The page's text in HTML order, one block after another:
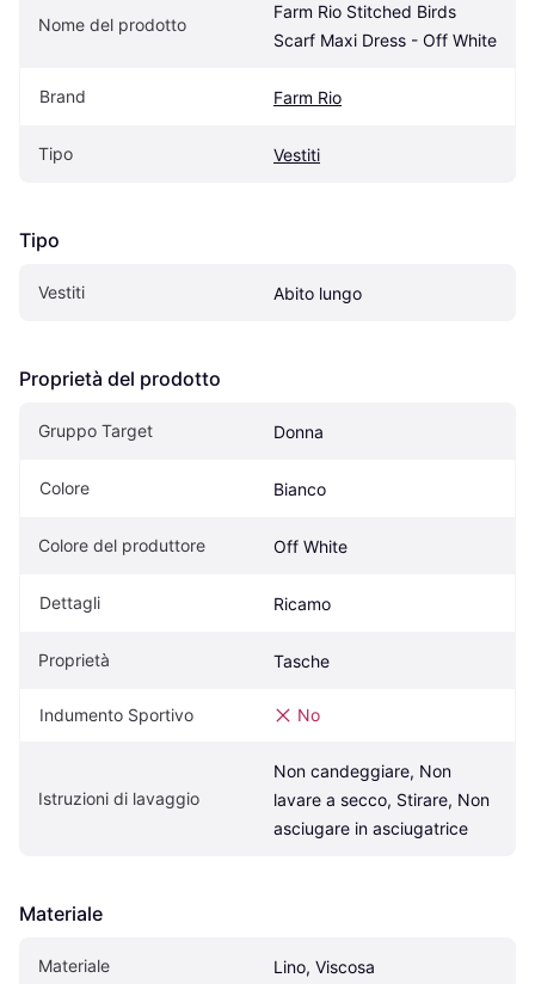
Nome del prodotto
Farm Rio Stitched Birds
Scarf Maxi Dress - Off White
Brand Farm Rio
Tipo Vestiti
Tipo
Vestiti Abito lungo
Proprietà del prodotto
Gruppo Target Donna
Colore Bianco
Colore del produttore Off White
Dettagli Ricamo
Proprietà Tasche
Indumento Sportivo No
Istruzioni di lavaggio
Non candeggiare, Non
lavare a secco, Stirare, Non
asciugare in asciugatrice
Materiale
Materiale Lino, Viscosa